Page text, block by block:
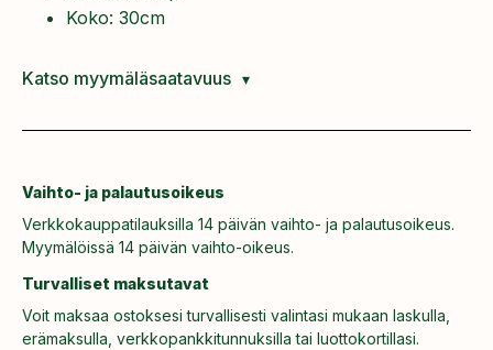
Koko: 30cm
Katso myymäläsaatavuus
Vaihto- ja palautusoikeus
Verkkokauppatilauksilla 14 päivän vaihto- ja palautusoikeus.
Myymälöissä 14 päivän vaihto-oikeus.
Turvalliset maksutavat
Voit maksaa ostoksesi turvallisesti valintasi mukaan laskulla,
erämaksulla, verkkopankkitunnuksilla tai luottokortillasi.